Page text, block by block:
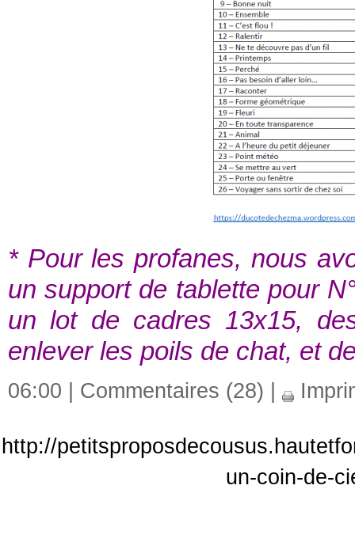
* Pour les profanes, nous
un support de tablette pour
un lot de cadres 13x15,
enlever les poils de chat, et
06:00 | Commentaires (28)
http://
un-coin-de-